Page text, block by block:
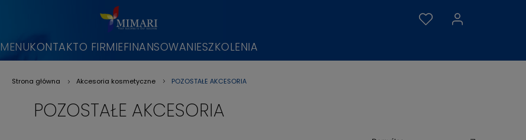
MENUKONTAKTO FIRMIEFINANSOWANIESZKOLENIA
Strona główna Akcesoria kosmetyczne POZOSTAŁE AKCESORIA
POZOSTAŁE AKCESORIA